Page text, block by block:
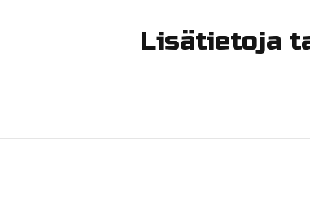
Lisätietoja